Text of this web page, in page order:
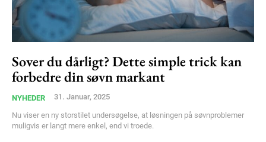
Praesent euismod ac
Ut mollis pellentesque tortor
Nullam eu erat condimentum
Donec quis est ac felis
Orci varius natoque dolor
Sover du dårligt? Dette simple trick kan
forbedre din søvn markant
NYHEDER 31. Januar, 2025
Nu viser en ny storstilet undersøgelse, at løsningen på søvnproblemer
muligvis er langt mere enkel, end vi troede.